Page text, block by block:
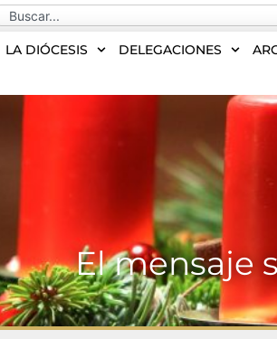
LA DIÓCESIS DELEGACIONES
El mensaje